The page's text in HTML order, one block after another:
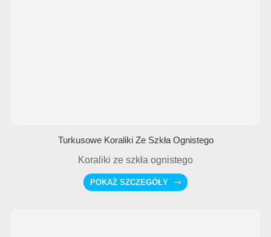
Turkusowe Koraliki Ze Szkła Ognistego
Koraliki ze szkła ognistego
POKAŻ SZCZEGÓŁY